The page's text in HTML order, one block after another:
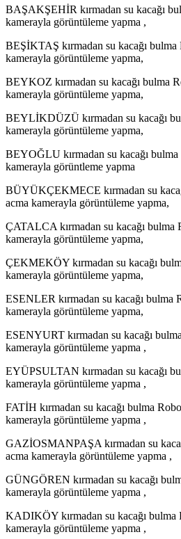
BAŞAKŞEHİR kırmadan su kacağı
kamerayla görüntüleme yapma ,
BEŞİKTAŞ kırmadan su kacağı bulma
kamerayla görüntüleme yapma,
BEYKOZ kırmadan su kacağı bulma
kamerayla görüntüleme yapma,
BEYLİKDÜZÜ kırmadan su kacağı
kamerayla görüntüleme yapma,
BEYOĞLU kırmadan su kacağı bulma
kamerayla görüntleme yapma
BÜYÜKÇEKMECE kırmadan su
acma kamerayla görüntüleme yapma,
ÇATALCA kırmadan su kacağı bulma
kamerayla görüntüleme yapma,
ÇEKMEKÖY kırmadan su kacağı
kamerayla görüntüleme yapma,
ESENLER kırmadan su kacağı bulma
kamerayla görüntüleme yapma,
ESENYURT kırmadan su kacağı
kamerayla görüntüleme yapma ,
EYÜPSULTAN kırmadan su kacağı
kamerayla görüntüleme yapma ,
FATİH kırmadan su kacağı bulma
kamerayla görüntüleme yapma ,
GAZİOSMANPAŞA kırmadan su
acma kamerayla görüntüleme yapma ,
GÜNGÖREN kırmadan su kacağı
kamerayla görüntüleme yapma ,
KADIKÖY kırmadan su kacağı bulma
kamerayla görüntüleme yapma ,